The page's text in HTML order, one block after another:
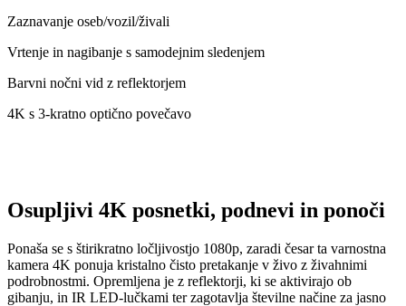
Zaznavanje oseb/vozil/živali
Vrtenje in nagibanje s samodejnim sledenjem
Barvni nočni vid z reflektorjem
4K s 3-kratno optično povečavo
Osupljivi 4K posnetki, podnevi in ponoči
Ponaša se s štirikratno ločljivostjo 1080p, zaradi česar ta varnostna
kamera 4K ponuja kristalno čisto pretakanje v živo z živahnimi
podrobnostmi. Opremljena je z reflektorji, ki se aktivirajo ob
gibanju, in IR LED-lučkami ter zagotavlja številne načine za jasno